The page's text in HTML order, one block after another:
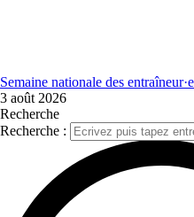
Semaine nationale des
3 août 2026
Recherche
Recherche :